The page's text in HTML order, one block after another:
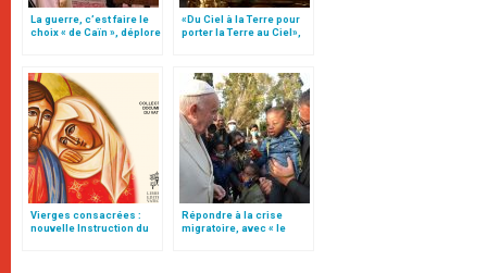
La guerre, c’est faire le
choix « de Caïn », déplore
«Du Ciel à la Terre pour
porter la Terre au Ciel»,
Vierges consacrées :
nouvelle Instruction du
Répondre à la crise
migratoire, avec « le